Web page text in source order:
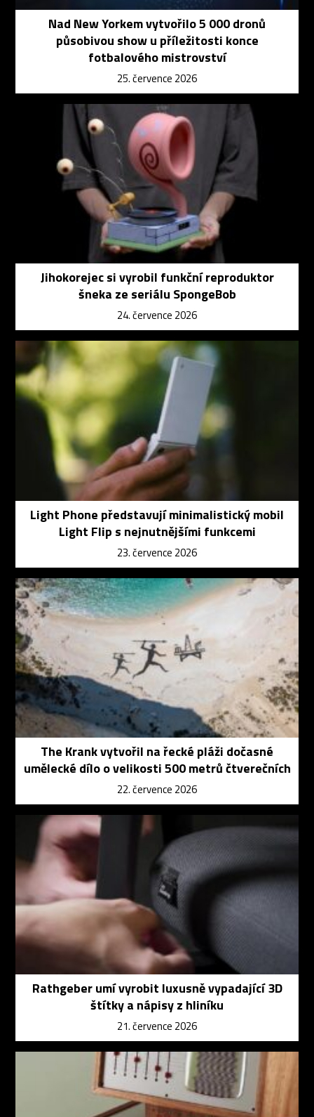
Nad New Yorkem vytvořilo 5 000 dronů
působivou show u příležitosti konce
fotbalového mistrovství
25. července 2026
Jihokorejec si vyrobil funkční reproduktor
šneka ze seriálu SpongeBob
24. července 2026
Light Phone představují minimalistický mobil
Light Flip s nejnutnějšími funkcemi
23. července 2026
The Krank vytvořil na řecké pláži dočasné
umělecké dílo o velikosti 500 metrů čtverečních
22. července 2026
Rathgeber umí vyrobit luxusně vypadající 3D
štítky a nápisy z hliníku
21. července 2026